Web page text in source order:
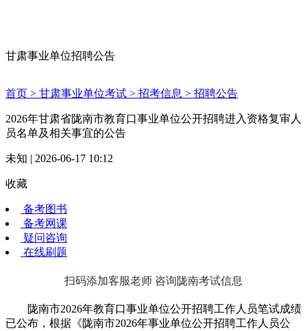
甘肃事业单位招聘公告
首页 > 甘肃事业单位考试 > 招考信息 > 招聘公告
2026年甘肃省陇南市教育口事业单位公开招聘进入资格复审人
员名单及相关事宜的公告
未知 | 2026-06-17 10:12
收藏
备考图书
备考网课
疑问咨询
在线刷题
扫码添加客服老师 咨询陇南考试信息
陇南市2026年教育口事业单位公开招聘工作人员笔试成绩
已公布，根据《陇南市2026年事业单位公开招聘工作人员公